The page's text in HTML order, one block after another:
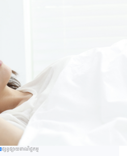
ផ្សព្វផ្សាយពាណិជ្ជកម្ម